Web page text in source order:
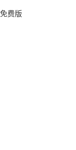
费版